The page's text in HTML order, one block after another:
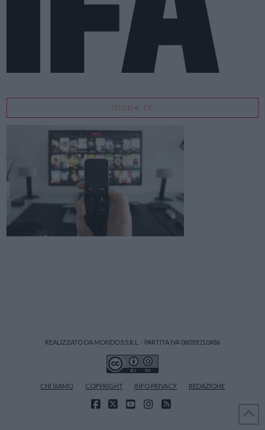
GUIDA TV
REALIZZATO DA MONDO3 S.R.L. - PARTITA IVA 06039210486
CHI SIAMO COPYRIGHT INFO PRIVACY REDAZIONE